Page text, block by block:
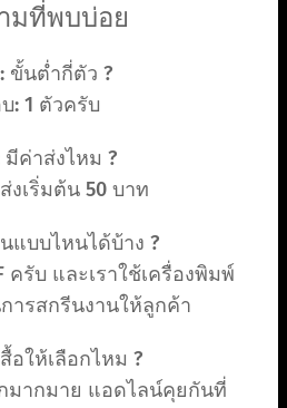
มที่พบบ่อย
ขั้นต่ำกี่ตัว ?
: 1 ตัวครับ
มีค่าส่งไหม ?
งเริ่มต้น 50 บาท
แบบไหนได้บ้าง ?
ครับ และเราใช้เครื่องพิมพ์
ารสกรีนงานให้ลูกค้า
อให้เลือกไหม ?
มากมาย แอดไลน์คุยกันที่